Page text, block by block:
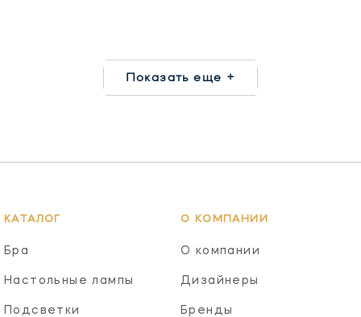
Показать еще +
КАТАЛОГ
Бра
Настольные лампы
Подсветки
О КОМПАНИИ
О компании
Дизайнеры
Бренды